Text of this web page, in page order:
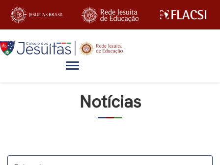
Alternar navegação
Notícias